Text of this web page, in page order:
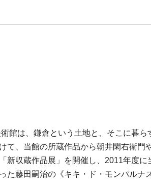
館は、鎌倉という土地と、そこに暮
、当館の所蔵作品から朝井閑右衛
収蔵作品展」を開催し、2011年度
藤田嗣治の《キキ・ド・モンパルナ